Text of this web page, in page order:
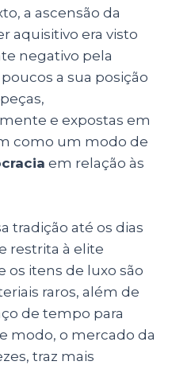
a ascensão da
aquisitivo era visto
negativo pela
a sua posição
e expostas em
como um modo de
em relação às
tradição até os dias
restrita à elite
os itens de luxo são
raros, além de
de tempo para
modo, o mercado da
traz mais